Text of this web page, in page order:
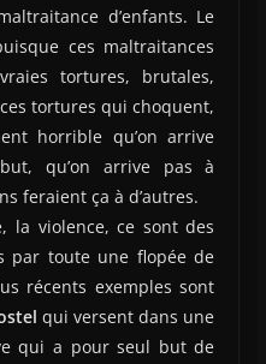
d’enfants. Le
ces maltraitances
tortures, brutales,
tortures qui choquent,
horrible qu’on arrive
qu’on arrive pas à
feraient ça à d’autres.
la violence, ce sont des
par toute une flopée de
récents exemples sont
qui versent dans une
qui a pour seul but de